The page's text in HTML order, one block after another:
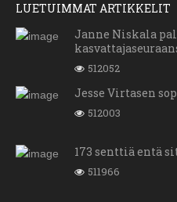
LUETUIMMAT ARTIKKELIT
Janne Niskala
512052
Jesse Virtasen
512003
173 senttiä entä
511966